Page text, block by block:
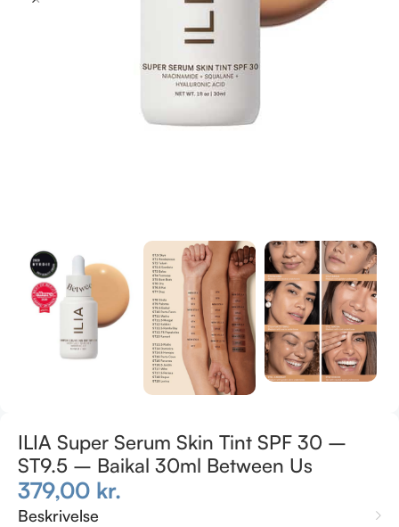
ILIA Super Serum Skin Tint SPF 30 –
ST9.5 – Baikal 30ml Between Us
379,00 kr.
Beskrivelse